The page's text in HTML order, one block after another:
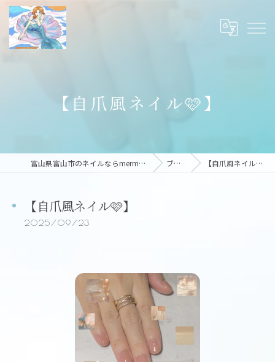
【自爪風ネイル🩷】
富山県富山市のネイルならmermaid nail ブログ 【自爪風ネイル🩷】
【自爪風ネイル🩷】
2025/09/23